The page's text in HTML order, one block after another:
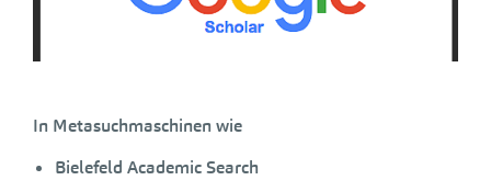
In Metasuchmaschinen wie
Bielefeld Academic Search